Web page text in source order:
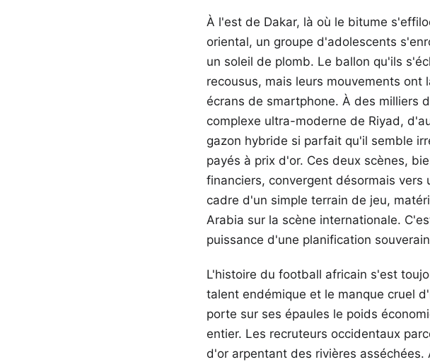
À l'est de Dakar, là où le bitume
oriental, un groupe d'adolescents
un soleil de plomb. Le ballon qu'ils
recousus, mais leurs mouvements
écrans de smartphone. À des milliers
complexe ultra-moderne de Riyad,
gazon hybride si parfait qu'il semble
payés à prix d'or. Ces deux scènes,
financiers, convergent désormais
cadre d'un simple terrain de jeu,
Arabia sur la scène internationale.
puissance d'une planification
L'histoire du football africain s'est
talent endémique et le manque cruel
porte sur ses épaules le poids
entier. Les recruteurs occidentaux
d'or arpentant des rivières